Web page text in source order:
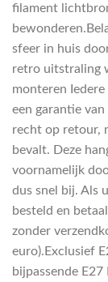
filament
sfeer in huis
retro uitstraling
monteren
een garantie
recht op retour,
bevalt. Deze
voornamelijk
dus snel bij. Als
besteld en
zonder
euro).Exclusief
bijpassende